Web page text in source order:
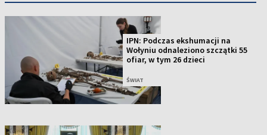
IPN: Podczas ekshumacji na
Wołyniu odnaleziono szczątki 55
ofiar, w tym 26 dzieci
ŚWIAT